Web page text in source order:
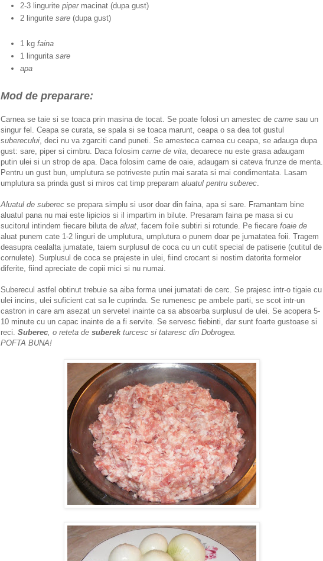
2-3 lingurite pipermacinat (dupa gust)
2 lingurite sare (dupa gust)
1 kg faina
1 lingurita sare
apa
Mod de preparare:
Carnea se taie si se toaca prin masina de tocat. Se poate folosi un amestec de carne sau un
singur fel. Ceapa se curata, se spala si se toaca marunt, ceapa o sa dea tot gustul
suberecului, deci nu va zgarciti cand puneti. Se amesteca carnea cu ceapa, se adauga dupa
gust: sare, piper si cimbru. Daca folosim carne de vita, deoarece nu este grasa adaugam
putin ulei si un strop de apa. Daca folosim carne de oaie, adaugam si cateva frunze de menta.
Pentru un gust bun, umplutura se potriveste putin mai sarata si mai condimentata. Lasam
umplutura sa prinda gust si miros cat timp preparam aluatul pentru suberec.
Aluatul de suberec se prepara simplu si usor doar din faina, apa si sare. Framantam bine
aluatul pana nu mai este lipicios si il impartim in bilute. Presaram faina pe masa si cu
sucitorul intindem fiecare biluta de aluat, facem foile subtiri si rotunde. Pe fiecare foaie de
aluat punem cate 1-2 linguri de umplutura, umplutura o punem doar pe jumatatea foii. Tragem
deasupra cealalta jumatate, taiem surplusul de coca cu un cutit special de patiserie (cutitul de
cornulete). Surplusul de coca se prajeste in ulei, fiind crocant si nostim datorita formelor
diferite, fiind apreciate de copii mici si nu numai.
Suberecul astfel obtinut trebuie sa aiba forma unei jumatati de cerc. Se prajesc intr-o tigaie cu
ulei incins, ulei suficient cat sa le cuprinda. Se rumenesc pe ambele parti, se scot intr-un
castron in care am asezat un servetel inainte ca sa absoarba surplusul de ulei. Se acopera 5-
10 minute cu un capac inainte de a fi servite. Se servesc fiebinti, dar sunt foarte gustoase si
reci. Suberec, o reteta de suberekturcesc si tataresc din Dobrogea.
POFTA BUNA!